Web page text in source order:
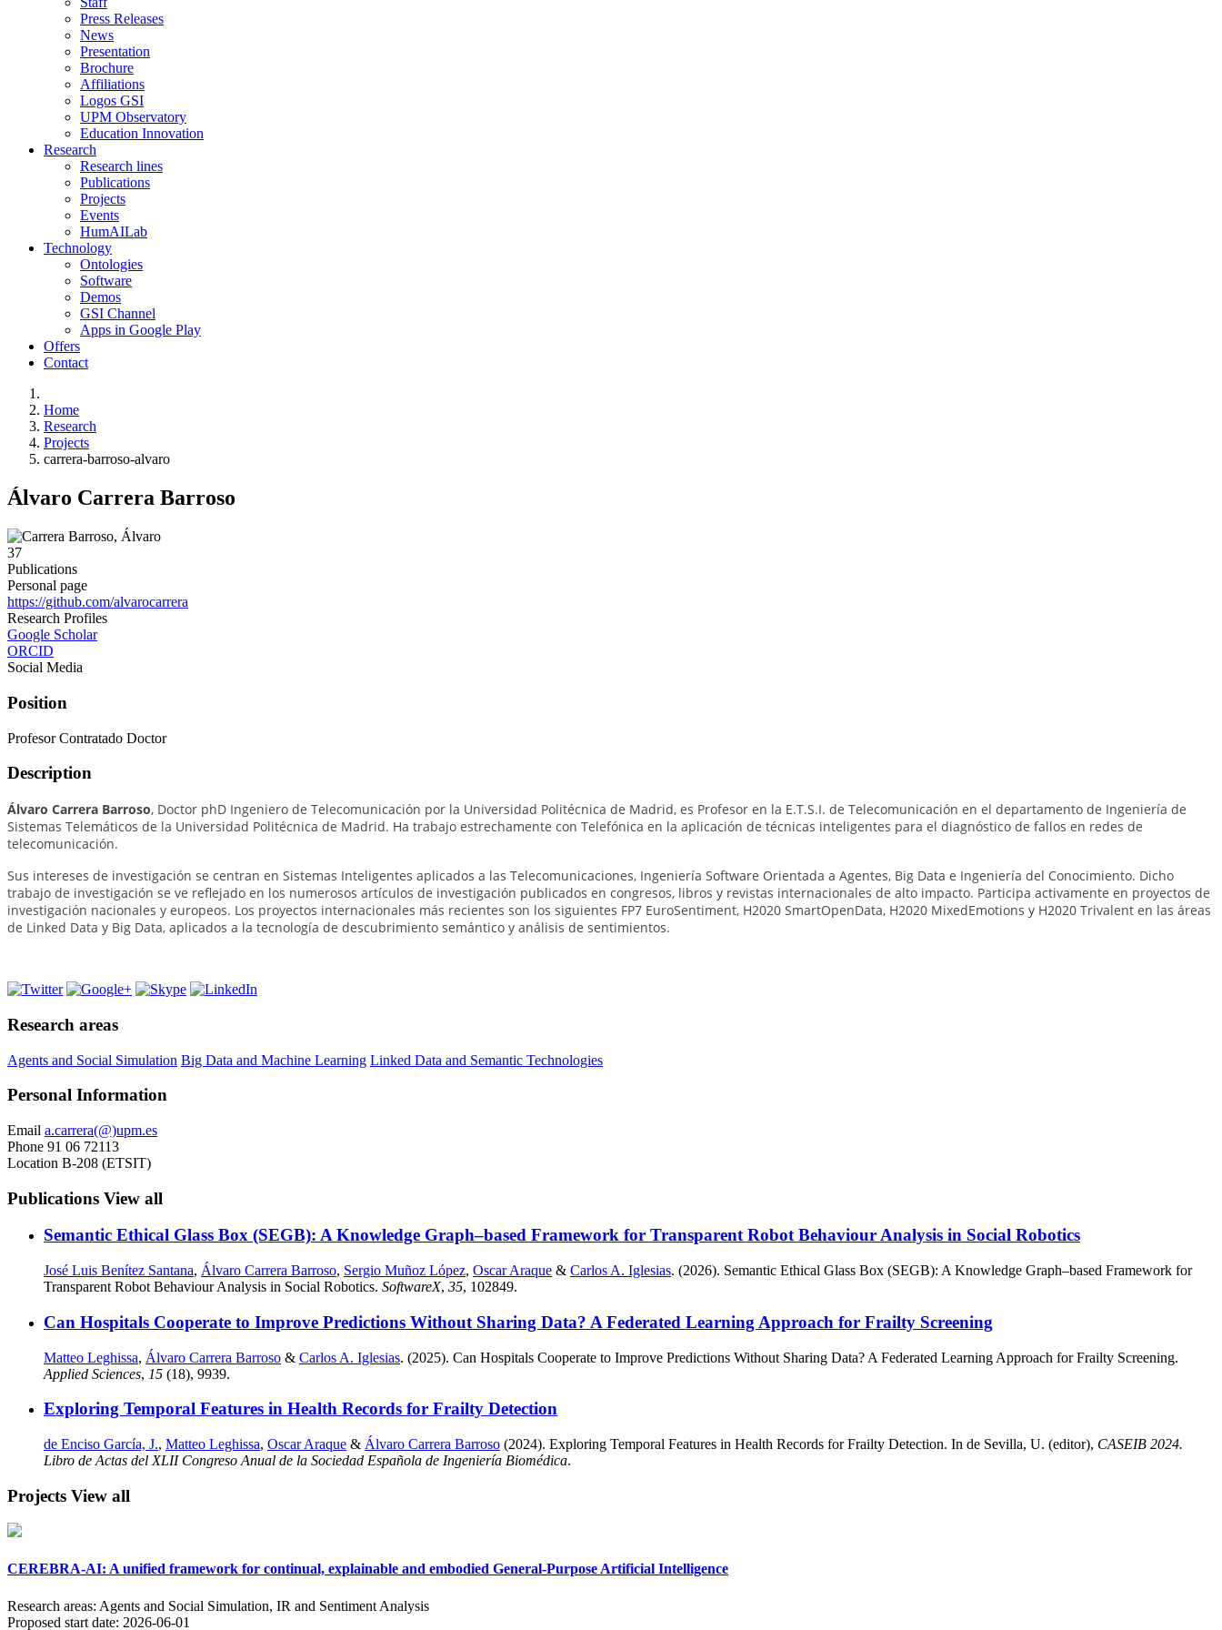
Press Releases
News
Presentation
Brochure
Affiliations
Logos GSI
UPM Observatory
Education Innovation
Research
Research lines
Publications
Projects
Events
HumAILab
Technology
Ontologies
Software
Demos
GSI Channel
Apps in Google Play
Offers
Contact
Home
Research
Projects
carrera-barroso-alvaro
Álvaro Carrera Barroso
37
Publications
Personal page
https://github.com/alvarocarrera
Research Profiles
Google Scholar
ORCID
Social Media
Position
Profesor Contratado Doctor
Description
Álvaro Carrera Barroso, Doctor phD Ingeniero de Telecomunicación por la Universidad Politécnica de Madrid, es Profesor en la E.T.S.I. de Telecomunicación en el departamento de Ingeniería de
Sistemas Telemáticos de la Universidad Politécnica de Madrid. Ha trabajo estrechamente con Telefónica en la aplicación de técnicas inteligentes para el diagnóstico de fallos en redes de
telecomunicación.
Sus intereses de investigación se centran en Sistemas Inteligentes aplicados a las Telecomunicaciones, Ingeniería Software Orientada a Agentes, Big Data e Ingeniería del Conocimiento. Dicho
trabajo de investigación se ve reflejado en los numerosos artículos de investigación publicados en congresos, libros y revistas internacionales de alto impacto. Participa activamente en proyectos de
investigación nacionales y europeos. Los proyectos internacionales más recientes son los siguientes FP7 EuroSentiment, H2020 SmartOpenData, H2020 MixedEmotions y H2020 Trivalent en las áreas
de Linked Data y Big Data, aplicados a la tecnología de descubrimiento semántico y análisis de sentimientos.
Research areas
Agents and Social Simulation Big Data and Machine Learning Linked Data and Semantic Technologies
Personal Information
Email a.carrera(@)upm.es
Phone 91 06 72113
Location B-208 (ETSIT)
Publications View all
Semantic Ethical Glass Box (SEGB): A Knowledge Graph–based Framework for Transparent Robot Behaviour Analysis in Social Robotics
José Luis Benítez Santana, Álvaro Carrera Barroso, Sergio Muñoz López, Oscar Araque & Carlos A. Iglesias. (2026). Semantic Ethical Glass Box (SEGB): A Knowledge Graph–based Framework for
Transparent Robot Behaviour Analysis in Social Robotics. SoftwareX, 35, 102849.
Can Hospitals Cooperate to Improve Predictions Without Sharing Data? A Federated Learning Approach for Frailty Screening
Matteo Leghissa, Álvaro Carrera Barroso & Carlos A. Iglesias. (2025). Can Hospitals Cooperate to Improve Predictions Without Sharing Data? A Federated Learning Approach for Frailty Screening.
Applied Sciences, 15 (18), 9939.
Exploring Temporal Features in Health Records for Frailty Detection
de Enciso García, J., Matteo Leghissa, Oscar Araque & Álvaro Carrera Barroso (2024). Exploring Temporal Features in Health Records for Frailty Detection. In de Sevilla, U. (editor), CASEIB 2024.
Libro de Actas del XLII Congreso Anual de la Sociedad Española de Ingeniería Biomédica.
Projects View all
CEREBRA-AI: A unified framework for continual, explainable and embodied General-Purpose Artificial Intelligence
Research areas: Agents and Social Simulation, IR and Sentiment Analysis
Proposed start date: 2026-06-01